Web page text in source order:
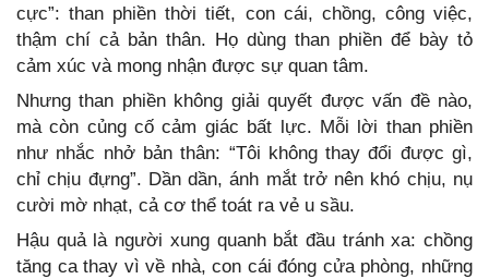
cực”: than phiền thời tiết, con cái, chồng, công việc,
thậm chí cả bản thân. Họ dùng than phiền để bày tỏ
cảm xúc và mong nhận được sự quan tâm.
Nhưng than phiền không giải quyết được vấn đề nào,
mà còn củng cố cảm giác bất lực. Mỗi lời than phiền
như nhắc nhở bản thân: “Tôi không thay đổi được gì,
chỉ chịu đựng”. Dần dần, ánh mắt trở nên khó chịu, nụ
cười mờ nhạt, cả cơ thể toát ra vẻ u sầu.
Hậu quả là người xung quanh bắt đầu tránh xa: chồng
tăng ca thay vì về nhà, con cái đóng cửa phòng, những